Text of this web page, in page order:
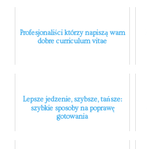
Profesjonaliści którzy napiszą wam
dobre curriculum vitae
Lepsze jedzenie, szybsze, tańsze:
szybkie sposoby na poprawę
gotowania